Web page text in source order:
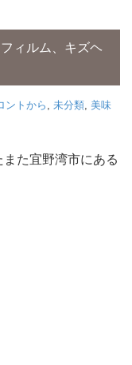
ィルム、キズヘ
ントから 未分類 美味
た宜野湾市にある